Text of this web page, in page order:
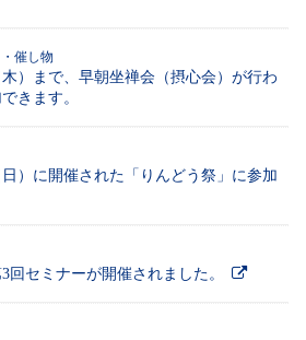
催し物
）まで、早朝坐禅会（摂心会）が行わ
きます。
）に開催された「りんどう祭」に参加
セミナーが開催されました。